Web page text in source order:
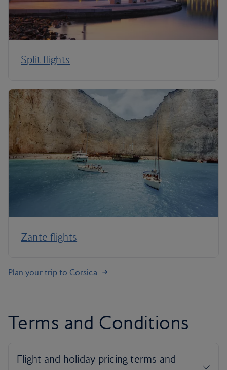
Split flights
Zante flights
Plan your trip to Corsica
Terms and Conditions